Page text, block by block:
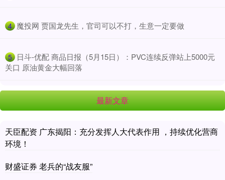
4 ​魔投网 贾国龙先生，官司可以不打，生意一定要做
5 ​日斗-优配 商品日报（5月15日）：PVC连续反弹站上5000元
关口 原油黄金大幅回落
最新文章
天臣配资 广东揭阳：充分发挥人大代表作用 ，持续优化营商
环境！
财盛证券 老兵的“战友服”